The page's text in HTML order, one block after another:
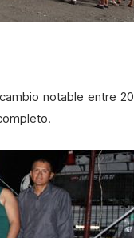
notable entre